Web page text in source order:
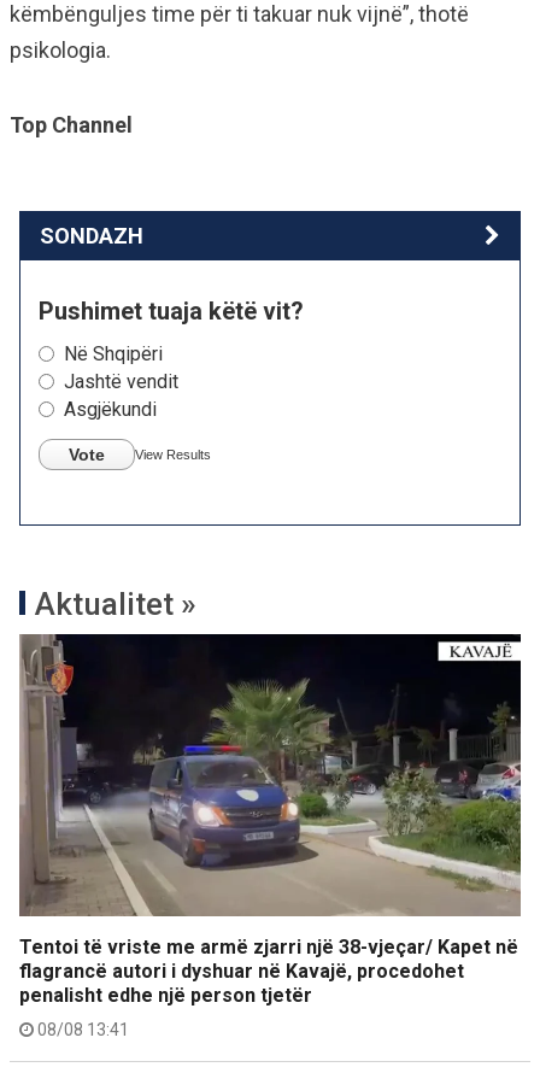
këmbënguljes time për ti takuar nuk vijnë”, thotë
psikologia.
Top Channel
SONDAZH
Pushimet tuaja këtë vit?
Në Shqipëri
Jashtë vendit
Asgjëkundi
Vote View Results
Aktualitet »
Tentoi të vriste me armë zjarri një 38-vjeçar/ Kapet në
flagrancë autori i dyshuar në Kavajë, procedohet
penalisht edhe një person tjetër
08/08 13:41